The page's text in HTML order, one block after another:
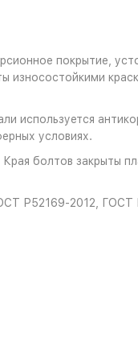
покрытие,
износостойкими
используется
условиях.
болтов закрыты
Р52169-2012, ГОСТ